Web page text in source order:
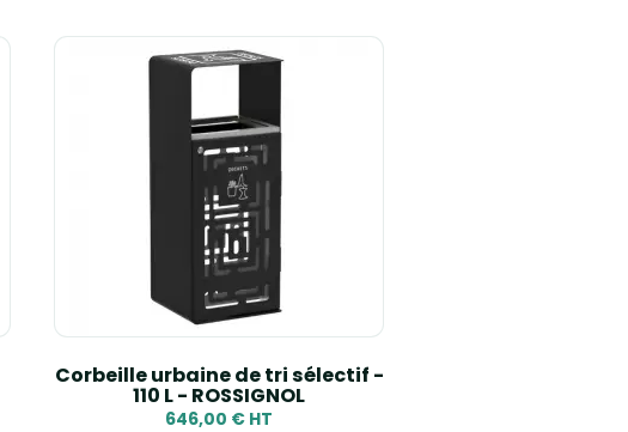
Corbeille urbaine de tri sélectif -
110 L - ROSSIGNOL
646,00 € HT